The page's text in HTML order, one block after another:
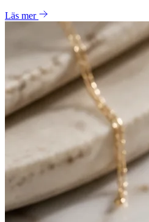
Läs mer